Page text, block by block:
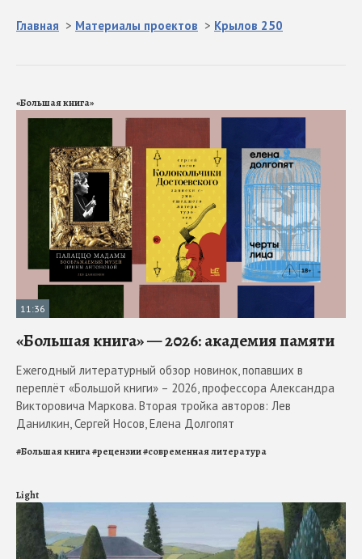
Главная > Материалы проектов > Крылов 250
«Большая книга»
11:36
«Большая книга» — 2026: академия памяти
Ежегодный литературный обзор новинок, попавших в
переплёт «Большой книги» – 2026, профессора Александра
Викторовича Маркова. Вторая тройка авторов: Лев
Данилкин, Сергей Носов, Елена Долгопят
#Большая книга#рецензии#современная литература
Light